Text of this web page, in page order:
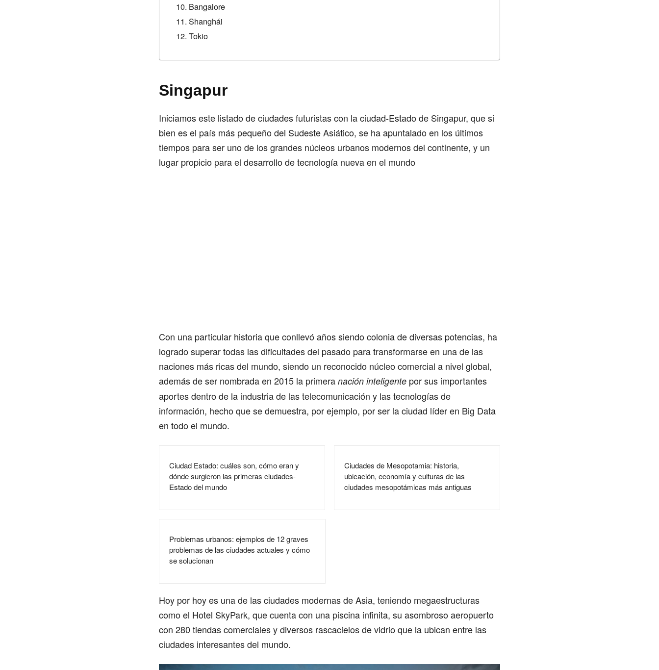
Bangalore
Shanghái
Tokio
Singapur
Iniciamos este listado de ciudades futuristas con la ciudad-Estado de Singapur, que si
bien es el país más pequeño del Sudeste Asiático, se ha apuntalado en los últimos
tiempos para ser uno de los grandes núcleos urbanos modernos del continente, y un
lugar propicio para el desarrollo de tecnología nueva en el mundo
Con una particular historia que conllevó años siendo colonia de diversas potencias, ha
logrado superar todas las dificultades del pasado para transformarse en una de las
naciones más ricas del mundo, siendo un reconocido núcleo comercial a nivel global,
además de ser nombrada en 2015 la primera nación inteligente por sus importantes
aportes dentro de la industria de las telecomunicación y las tecnologías de
información, hecho que se demuestra, por ejemplo, por ser la ciudad líder en Big Data
en todo el mundo.
Ciudad Estado: cuáles son, cómo eran y
dónde surgieron las primeras ciudades-
Estado del mundo
Ciudades de Mesopotamia: historia,
ubicación, economía y culturas de las
ciudades mesopotámicas más antiguas
Problemas urbanos: ejemplos de 12 graves
problemas de las ciudades actuales y cómo
se solucionan
Hoy por hoy es una de las ciudades modernas de Asia, teniendo megaestructuras
como el Hotel SkyPark, que cuenta con una piscina infinita, su asombroso aeropuerto
con 280 tiendas comerciales y diversos rascacielos de vidrio que la ubican entre las
ciudades interesantes del mundo.